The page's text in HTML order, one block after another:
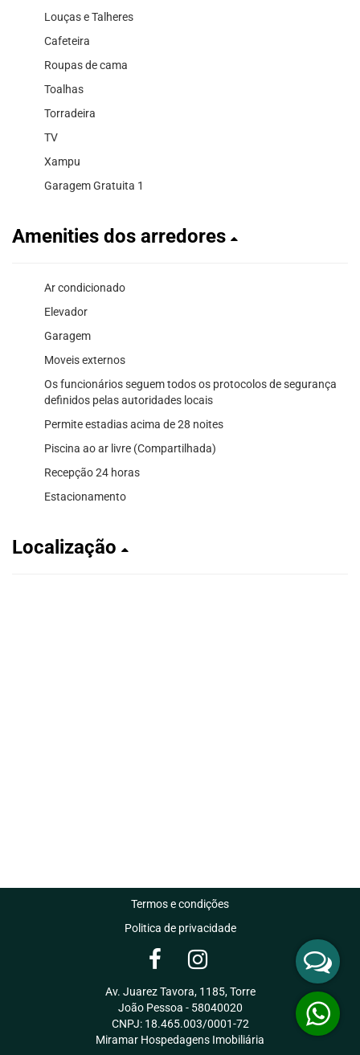
Louças e Talheres
Cafeteira
Roupas de cama
Toalhas
Torradeira
TV
Xampu
Garagem Gratuita 1
Amenities dos arredores
Ar condicionado
Elevador
Garagem
Moveis externos
Os funcionários seguem todos os protocolos de segurança
definidos pelas autoridades locais
Permite estadias acima de 28 noites
Piscina ao ar livre (Compartilhada)
Recepção 24 horas
Estacionamento
Localização
Termos e condições
Politica de privacidade
Av. Juarez Tavora, 1185, Torre
João Pessoa - 58040020
CNPJ: 18.465.003/0001-72
Miramar Hospedagens Imobiliária